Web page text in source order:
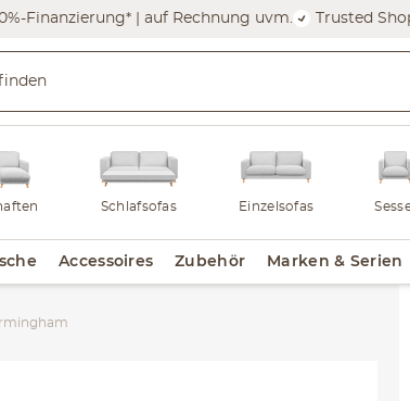
Finanzierung* | auf Rechnung uvm. Trusted
Schlafsofas Einzelsofas
Accessoires Zubehör Marken & Serien